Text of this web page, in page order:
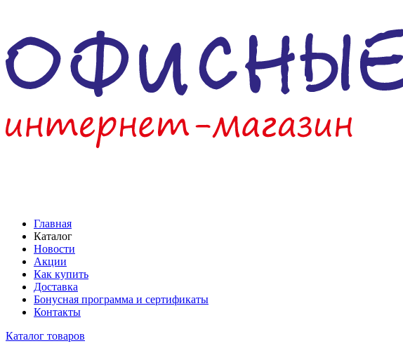
Главная
Каталог
Новости
Акции
Как купить
Доставка
Бонусная программа и сертификаты
Контакты
Каталог товаров